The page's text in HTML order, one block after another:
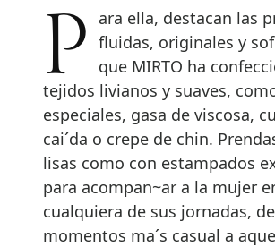
Para ella, destacan las prendas
fluidas, originales y
que MIRTO ha
tejidos livianos y suaves,
especiales, gasa de viscosa,
cai´da o crepe de chin.
lisas como con estampados
para acompan~ar a la mujer
cualquiera de sus jornadas,
momentos ma´s casual a